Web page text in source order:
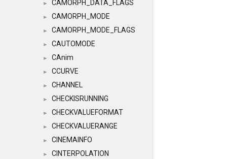
► CAMORPH_DATA_FLAGS
► CAMORPH_MODE
► CAMORPH_MODE_FLAGS
► CAUTOMODE
► CAnim
► CCURVE
► CHANNEL
► CHECKISRUNNING
► CHECKVALUEFORMAT
► CHECKVALUERANGE
► CINEMAINFO
► CINTERPOLATION